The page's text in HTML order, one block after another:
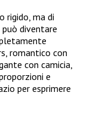
rigido, ma di
diventare
romantico con
con camicia,
e
per esprimere